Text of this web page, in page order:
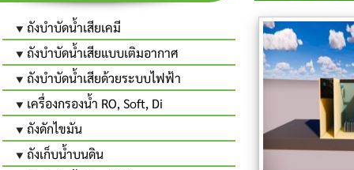
ถังบำบัดน้ำเสียเคมี
ถังบำบัดน้ำเสียแบบเติมอากาศ
ถังบำบัดน้ำเสียด้วยระบบไฟฟ้า
เครื่องกรองน้ำ RO, Soft, Di
ถังดักไขมัน
ถังเก็บน้ำบนดิน